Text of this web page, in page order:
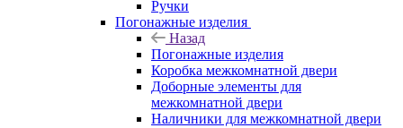
Ручки
Погонажные изделия
Назад
Погонажные изделия
Коробка межкомнатной двери
Доборные элементы для
межкомнатной двери
Наличники для межкомнатной двери